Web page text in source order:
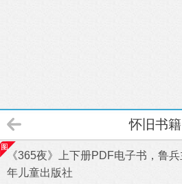
怀旧书籍
《365夜》上下册PDF电子书，鲁
年儿童出版社